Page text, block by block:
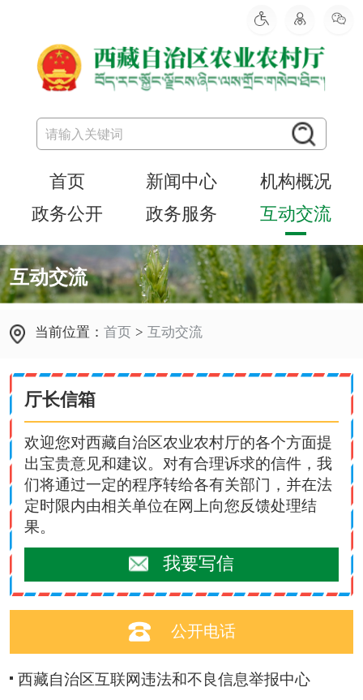
首页 新闻中心
机构概况
政务公开
政务服务 互动交流
互动交流
当前位置：首页 > 互动交流
厅长信箱
欢迎您对西藏自治区农业农村厅的各个方面提
出宝贵意见和建议。对有合理诉求的信件，我
们将通过一定的程序转给各有关部门，并在法
定时限内由相关单位在网上向您反馈处理结
果。
我要写信
公开电话
西藏自治区互联网违法和不良信息举报中心